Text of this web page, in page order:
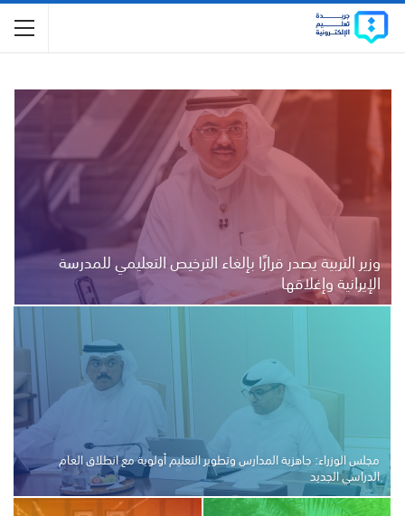
وزير التربية يصدر قرارًا بإلغاء الترخيص التعليمي للمدرسة
الإيرانية وإغلاقها
مجلس الوزراء: جاهزية المدارس وتطوير التعليم أولوية مع انطلاق العام
الدراسي الجديد